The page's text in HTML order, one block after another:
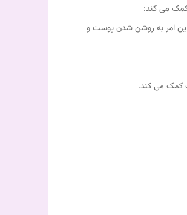
این امر به روشن شدن پوست و
کمک می کند.